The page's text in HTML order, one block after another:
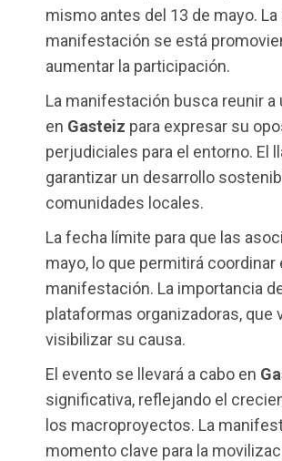
mismo antes del 13 de mayo.
manifestación se está
aumentar la participación.
La manifestación busca reunir
en Gasteiz para expresar su
perjudiciales para el entorno. El
garantizar un desarrollo
comunidades locales.
La fecha límite para que las
mayo, lo que permitirá
manifestación. La importancia
plataformas organizadoras, que
visibilizar su causa.
El evento se llevará a cabo en
significativa, reflejando el
los macroproyectos. La
momento clave para la